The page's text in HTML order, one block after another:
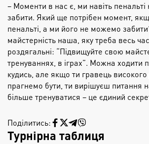
– Моменти в нас є, ми навіть
забити. Який ще потрібен момент,
пенальті, а ми його не можемо
майстерність наша, яку треба весь
роздягальні: “Підвищуйте свою
тренуваннях, в іграх”. Можна ходити
кудись, але якщо ти гравець
прагнемо бути, ти вирішуєш питання
більше тренуватися – це єдиний
Поділитись:
Турнірна таблиця